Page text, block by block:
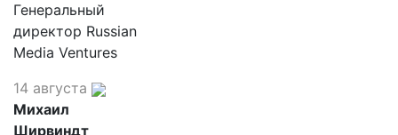
Генеральный
директор Russian
Media Ventures
14 августа
Михаил
Ширвиндт